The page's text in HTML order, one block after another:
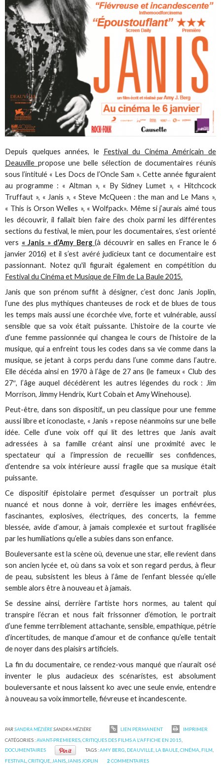
Depuis quelques années, le Festival du Cinéma Américain de
Deauville propose une belle sélection de documentaires réunis
sous l’intitulé « Les Docs de l’Oncle Sam ». Cette année figuraient
au programme : « Altman », « By Sidney Lumet », « Hitchcock
Truffaut », « Janis », « Steve McQueen : the man and Le Mans »,
« This is Orson Welles », « Wolfpack». Même si j’aurais aimé tous
les découvrir, il fallait bien faire des choix parmi les différentes
sections du festival, le mien, pour les documentaires, s’est orienté
vers « Janis » d’Amy Berg (à découvrir en salles en France le 6
janvier 2016) et il s’est avéré judicieux tant ce documentaire est
passionnant. Notez qu'il figurait également en compétition du
Festival du Cinéma et Musique de Film de La Baule 2015.
Janis que son prénom suffit à désigner, c’est donc Janis Joplin,
l’une des plus mythiques chanteuses de rock et de blues de tous
les temps mais aussi une écorchée vive, forte et vulnérable, aussi
sensible que sa voix était puissante. L’histoire de la courte vie
d’une femme passionnée qui changea le cours de l’histoire de la
musique, qui a enfreint tous les codes dans sa vie comme dans la
musique, se jetant à corps perdu dans l’une comme dans l’autre.
Elle décéda ainsi en 1970 à l’âge de 27 ans (le fameux « Club des
27″, l’âge auquel décédèrent les autres légendes du rock : Jim
Morrison, Jimmy Hendrix, Kurt Cobain et Amy Winehouse).
Peut-être, dans son dispositif,, un peu classique pour une femme
aussi libre et iconoclaste, « Janis » repose néanmoins sur une belle
idée. Celle d’une voix off qui lit des lettres que Janis avait
adressées à sa famille créant ainsi une proximité avec le
spectateur qui a l’impression de recueillir ses confidences,
d’entendre sa voix intérieure aussi fragile que sa musique était
puissante.
Ce dispositif épistolaire permet d’esquisser un portrait plus
nuancé et nous donne à voir, derrière les images enfiévrées,
fascinantes, explosives, électriques, des concerts, la femme
blessée, avide d’amour, à jamais complexée et surtout fragilisée
par les humiliations qu’elle a subies dans son enfance.
Bouleversante est la scène où, devenue une star, elle revient dans
son ancien lycée et, où dans sa voix et son regard perdus, à fleur
de peau, subsistent les bleus à l’âme de l’enfant blessée qu’elle
semble alors être à nouveau et à jamais.
Se dessine ainsi, derrière l’artiste hors normes, au talent qui
transpire l’écran et nous fait frissonner d’émotion, le portrait
d’une femme terriblement attachante, sensible, empathique, pétrie
d’incertitudes, de manque d’amour et de confiance qu’elle tentait
de noyer dans des plaisirs artificiels.
La fin du documentaire, ce rendez-vous manqué que n’aurait osé
inventer le plus audacieux des scénaristes, est absolument
bouleversante et nous laissent ko avec une seule envie, entendre
à nouveau sa voix immortelle, fiévreuse et incandescente.
PARSANDRA MÉZIÈRESANDRA MÉZIÈRE LIEN PERMANENT
IMPRIMER
CATÉGORIES :AVANT-PREMIERES ,CRITIQUES DES FILMS A L'AFFICHE EN 2015
DOCUMENTAIRES
TAGS :AMY BERG DEAUVILLE, LA BAULE, CINÉMA FILM
FESTIVAL ,CRITIQUE JANIS JANIS JOPLIN 2 COMMENTAIRES